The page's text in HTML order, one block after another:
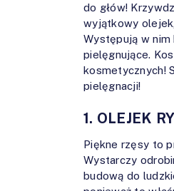
do głów!
wyjątkowy
Występują w nim
pielęgnujące.
kosmetycznych!
pielęgnacji!
1. OLEJEK
Piękne rzęsy to
Wystarczy
budową do